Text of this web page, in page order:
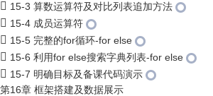
15-3 算数运算符及对比列表追加方法
15-4 成员运算符
15-5 完整的for循环-for else
15-6 利用for else搜索字典列表-for else
15-7 明确目标及备课代码演示
第16章 框架搭建及数据展示